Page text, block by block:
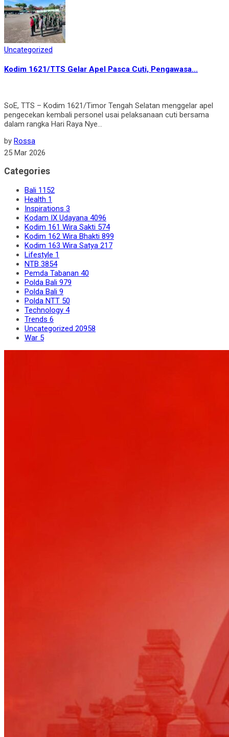
Uncategorized
Kodim 1621/TTS Gelar Apel Pasca Cuti, Pengawasa...
SoE, TTS – Kodim 1621/Timor Tengah Selatan menggelar apel
pengecekan kembali personel usai pelaksanaan cuti bersama
dalam rangka Hari Raya Nye...
by Rossa
25 Mar 2026
Categories
Bali 1152
Health 1
Inspirations 3
Kodam IX Udayana 4096
Kodim 161 Wira Sakti 574
Kodim 162 Wira Bhakti 899
Kodim 163 Wira Satya 217
Lifestyle 1
NTB 3854
Pemda Tabanan 40
Polda Bali 979
Polda Bali 9
Polda NTT 50
Technology 4
Trends 6
Uncategorized 20958
War 5